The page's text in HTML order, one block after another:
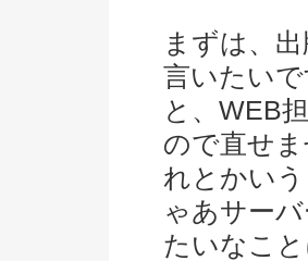
まずは、
言いたい
と、WEB
ので直せ
れとかい
ゃあサー
たいなこ